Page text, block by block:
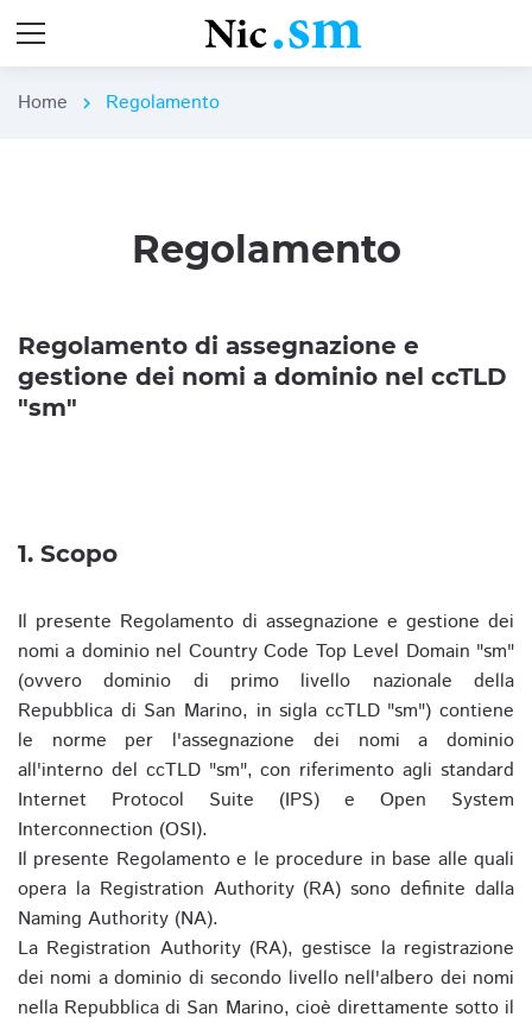
Home chevron_right Regolamento
Regolamento
Regolamento di assegnazione e
gestione dei nomi a dominio nel ccTLD
"sm"
1. Scopo
Il presente Regolamento di assegnazione e gestione dei
nomi a dominio nel Country Code Top Level Domain "sm"
(ovvero dominio di primo livello nazionale della
Repubblica di San Marino, in sigla ccTLD "sm") contiene
le norme per l'assegnazione dei nomi a dominio
all'interno del ccTLD "sm", con riferimento agli standard
Internet Protocol Suite (IPS) e Open System
Interconnection (OSI).
Il presente Regolamento e le procedure in base alle quali
opera la Registration Authority (RA) sono definite dalla
Naming Authority (NA).
La Registration Authority (RA), gestisce la registrazione
dei nomi a dominio di secondo livello nell'albero dei nomi
nella Repubblica di San Marino, cioè direttamente sotto il